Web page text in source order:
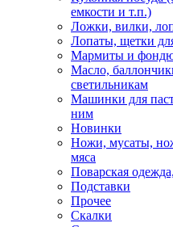
емкости и т.п.)
Ложки, вилки,
Лопаты, щетки
Мармиты и
Масло,
светильникам
Машинки для
ним
Новинки
Ножи, мусаты,
мяса
Поварская
Подставки
Прочее
Скалки